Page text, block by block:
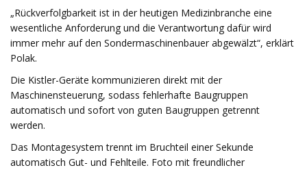
„Rückverfolgbarkeit ist in der heutigen Medizinbranche eine
wesentliche Anforderung und die Verantwortung dafür wird
immer mehr auf den Sondermaschinenbauer abgewälzt“, erklärt
Polak.
Die Kistler-Geräte kommunizieren direkt mit der
Maschinensteuerung, sodass fehlerhafte Baugruppen
automatisch und sofort von guten Baugruppen getrennt
werden.
Das Montagesystem trennt im Bruchteil einer Sekunde
automatisch Gut- und Fehlteile. Foto mit freundlicher